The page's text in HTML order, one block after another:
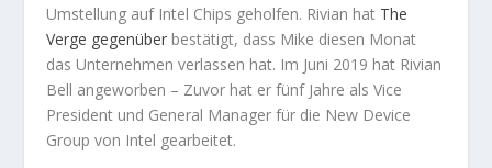
Umstellung auf Intel Chips geholfen. Rivian hat The
Verge gegenüber bestätigt, dass Mike diesen Monat
das Unternehmen verlassen hat. Im Juni 2019 hat Rivian
Bell angeworben – Zuvor hat er fünf Jahre als Vice
President und General Manager für die New Device
Group von Intel gearbeitet.